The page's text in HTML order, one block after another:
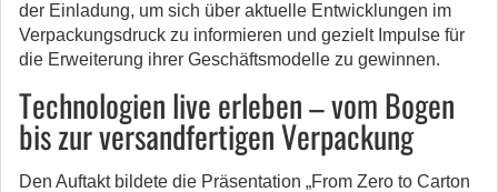
der Einladung, um sich über aktuelle Entwicklungen im
Verpackungsdruck zu informieren und gezielt Impulse für
die Erweiterung ihrer Geschäftsmodelle zu gewinnen.
Technologien live erleben – vom Bogen
bis zur versandfertigen Verpackung
Den Auftakt bildete die Präsentation „From Zero to Carton